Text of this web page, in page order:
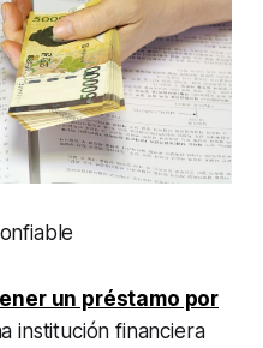
un préstamo por
institución financiera